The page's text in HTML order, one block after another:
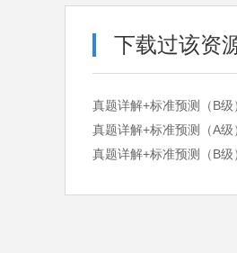
下载过该资
真题详解+标准预测（B级
真题详解+标准预测（A
真题详解+标准预测（B级